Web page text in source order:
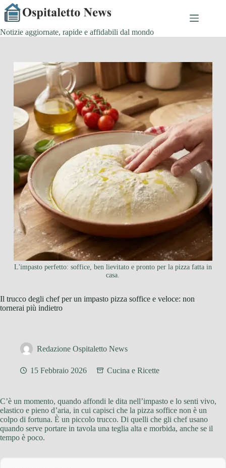
Salta
al
contenuto
Notizie aggiornate, rapide e affidabili dal mondo
L'impasto perfetto: soffice, ben lievitato e pronto per la pizza fatta in
casa.
Il trucco degli chef per un impasto pizza soffice e veloce: non
tornerai più indietro
Redazione Ospitaletto News
15 Febbraio 2026 Cucina e Ricette
C’è un momento, quando affondi le dita nell’impasto e lo senti vivo,
elastico e pieno d’aria, in cui capisci che la pizza soffice non è un
colpo di fortuna. È un piccolo trucco. Di quelli che gli chef usano
quando serve portare in tavola una teglia alta e morbida, anche se il
tempo è poco.